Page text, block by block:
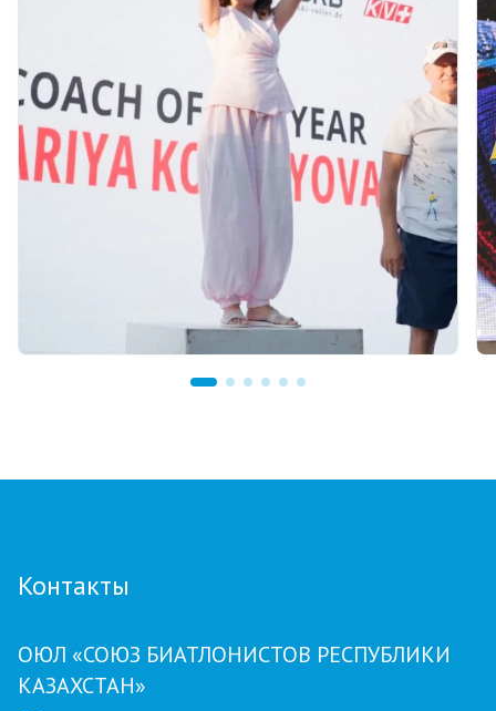
Контакты
ОЮЛ «СОЮЗ БИАТЛОНИСТОВ РЕСПУБЛИКИ
КАЗАХСТАН»